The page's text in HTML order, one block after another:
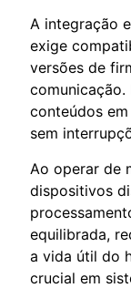
A integração
exige
versões de
comunicação.
conteúdos
sem
Ao operar de
dispositivos
equilibrada,
a vida útil do
crucial em